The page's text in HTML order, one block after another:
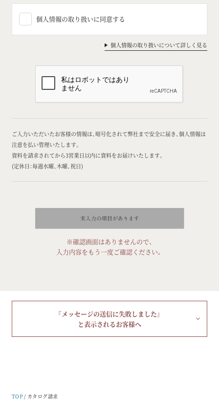
TOP カタログ請求
個人情報の取り扱いに同意する
個人情報の取り扱いについて詳しく見る
ご入力いただいたお客様の情報は、暗号化されて弊社まで安全に届き、個人情報は
注意を払い管理いたします。
資料を請求されてから3営業日以内に資料をお届けいたします。
(定休日：毎週水曜、木曜、祝日)
※確認画面はありませんので、
入力内容をもう一度ご確認ください。
『メッセージの送信に失敗しました』
と表示されるお客様へ